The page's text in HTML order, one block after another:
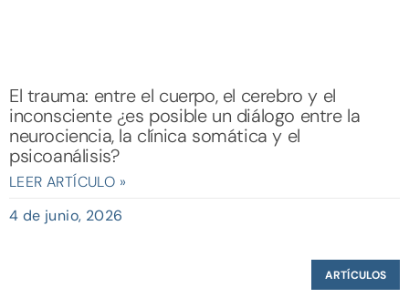
El trauma: entre el cuerpo, el cerebro y el
inconsciente ¿es posible un diálogo entre la
neurociencia, la clínica somática y el
psicoanálisis?
LEER ARTÍCULO »
4 de junio, 2026
ARTÍCULOS